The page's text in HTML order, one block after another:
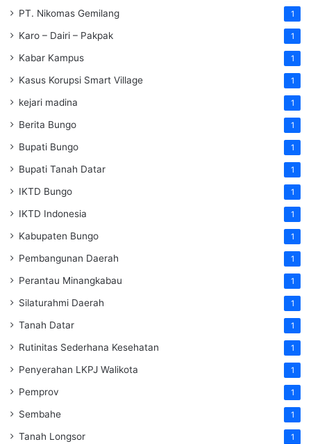
PT. Nikomas Gemilang 1
Karo – Dairi – Pakpak 1
Kabar Kampus 1
Kasus Korupsi Smart Village 1
kejari madina 1
Berita Bungo 1
Bupati Bungo 1
Bupati Tanah Datar 1
IKTD Bungo 1
IKTD Indonesia 1
Kabupaten Bungo 1
Pembangunan Daerah 1
Perantau Minangkabau 1
Silaturahmi Daerah 1
Tanah Datar 1
Rutinitas Sederhana Kesehatan 1
Penyerahan LKPJ Walikota 1
Pemprov 1
Sembahe 1
Tanah Longsor 1